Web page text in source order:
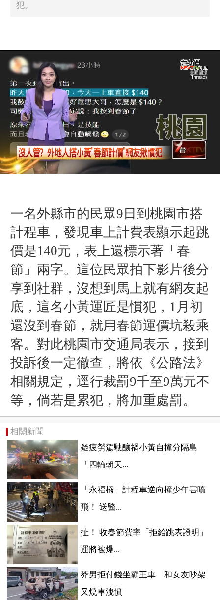
犯。
一名外縣市的民眾9日到桃園市搭
計程車，發現車上計費表顯示起跳
價是140元，表上還標示著「春
節」兩字。這位民眾拍下影片後分
享到社群，沒想到馬上就有網友起
底，這名小黃運匠是慣犯，1月初
還沒到春節，就用春節運價坑殺乘
客。對此桃園市交通局表示，接到
投訴後一定徹查，將依《公路法》
相關規定，逕行裁罰9千至9萬元不
等，倘若是累犯，將加重處罰。
相關新聞
疑疲勞駕駛釀禍小黃自撞分隔島
「四輪朝天...
「永福橋」計程車逆向撞少年害噴
飛！ 送醫...
扯！ 收春節費率「拒給跳表證明」
運將被爆...
莽男拒付錢坐霸王車 和女友吵架
又燒車洩憤